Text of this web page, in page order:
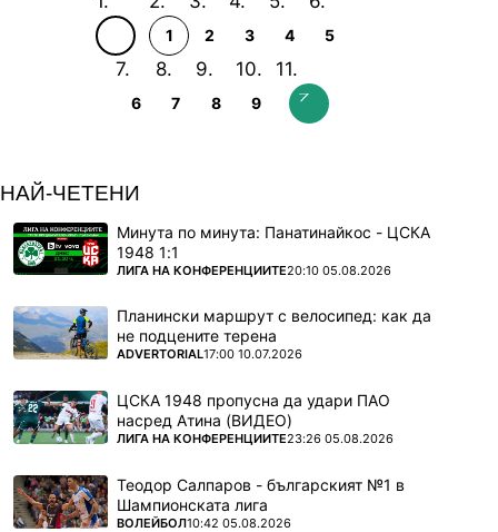
1 2 3 4 5
6 7 8 9
НАЙ-ЧЕТЕНИ
Минута по минута: Панатинайкос - ЦСКА
1948 1:1
ПОВЕЧЕ ОТ
ЛИГА НА КОНФЕРЕНЦИИТЕ20:10 05.08.2026
Планински маршрут с велосипед: как да
не подцените терена
ПОВЕЧЕ ОТ
ADVERTORIAL17:00 10.07.2026
ЦСКА 1948 пропусна да удари ПАО
насред Атина (ВИДЕО)
ПОВЕЧЕ ОТ
ЛИГА НА КОНФЕРЕНЦИИТЕ23:26 05.08.2026
Теодор Салпаров - българският №1 в
Шампионската лига
ПОВЕЧЕ ОТ
ВОЛЕЙБОЛ10:42 05.08.2026